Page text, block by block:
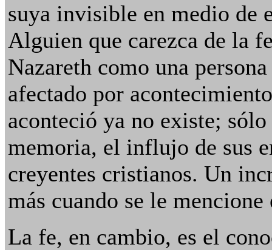
suya invisible en medio de
Alguien que carezca de la
Nazareth como una
afectado por
aconteció ya no existe;
memoria, el influjo de sus
creyentes cristianos. Un
más cuando se le
La fe, en cambio, es el